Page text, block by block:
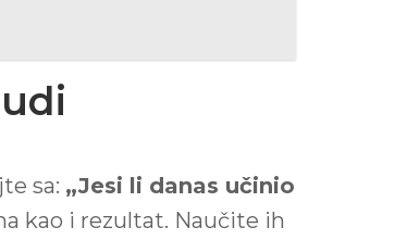
sa: „Jesi li danas učinio
kao i rezultat. Naučite ih